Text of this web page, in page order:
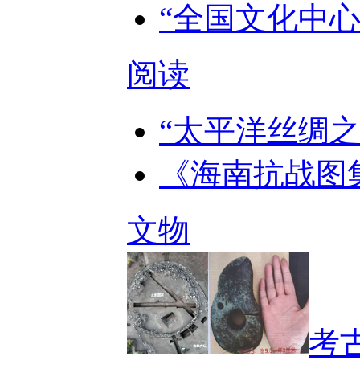
“全国文化中
阅读
“太平洋丝绸
《海南抗战
文物
考